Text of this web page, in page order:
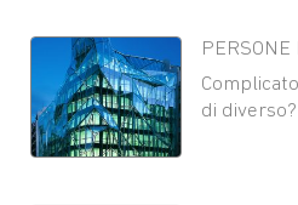
PERSONE
di diverso?